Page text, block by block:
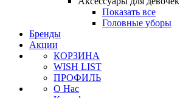
Показать все
Головные уборы
Бренды
Акции
КОРЗИНА
WISH LIST
ПРОФИЛЬ
О Нас